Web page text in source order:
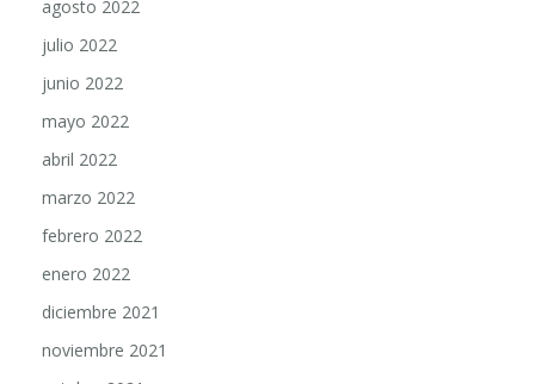
agosto 2022
julio 2022
junio 2022
mayo 2022
abril 2022
marzo 2022
febrero 2022
enero 2022
diciembre 2021
noviembre 2021